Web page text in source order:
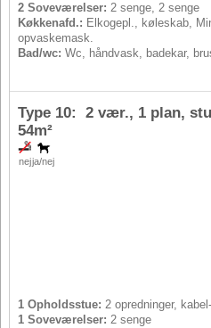
2 Soveværelser: 2 senge, 2 senge
Køkkenafd.: Elkogepl., køleskab,
opvaskemask.
Bad/wc: Wc, håndvask, badekar,
nejja/nej
Type 10: 2 vær., 1 plan,
54m²
1 Opholdsstue: 2 opredninger,
1 Soveværelser: 2 senge